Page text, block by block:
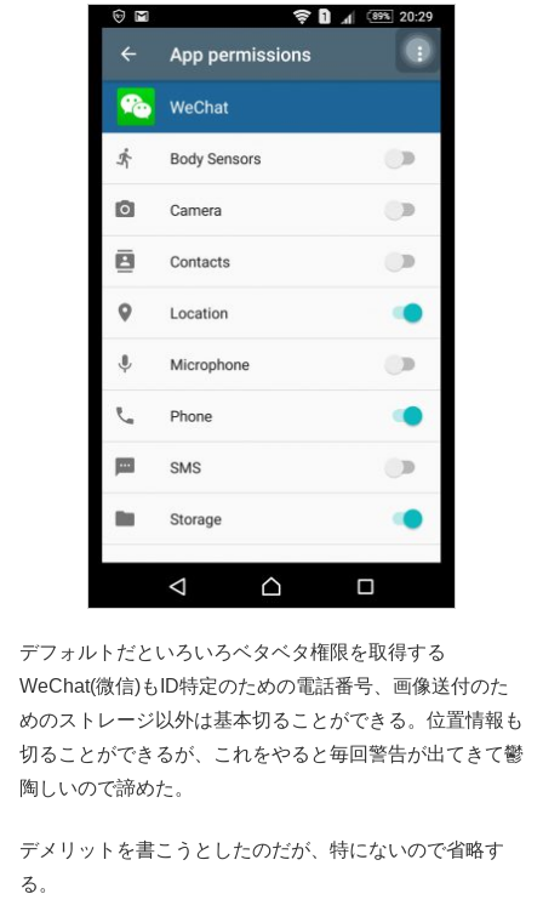
デフォルトだといろいろベタベタ権限を取得する
WeChat(微信)もID特定のための電話番号、画像送付のた
めのストレージ以外は基本切ることができる。位置情報も
切ることができるが、これをやると毎回警告が出てきて鬱
陶しいので諦めた。
デメリットを書こうとしたのだが、特にないので省略す
る。